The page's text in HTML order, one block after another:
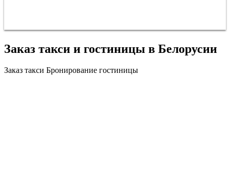
Заказ такси и гостиницы в Белорусии
Заказ такси Бронирование гостиницы